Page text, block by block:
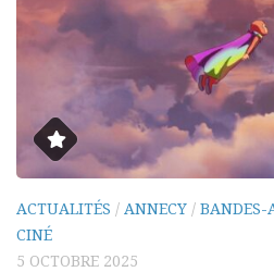
ACTUALITÉS / ANNECY / BANDES-
CINÉ
5 OCTOBRE 2025